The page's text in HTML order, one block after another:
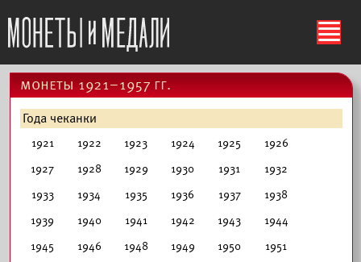
ś
монеты 1921–1957 гг.
Года чеканки
1921 1922 1923 1924 1925
1926
1927
1928 1929 1930 1931
1932
1933
1934 1935 1936 1937
1938
1939
1940 1941 1942 1943
1944
1945
1946 1948 1949 1950
1951